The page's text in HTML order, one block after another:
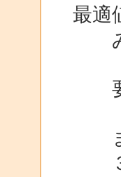
最適
み
要
ま
３